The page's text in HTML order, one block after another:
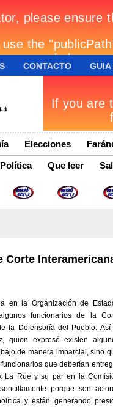
CONTACTO GUIA
Elecciones
Política Que leer
en la Organización de
funcionarios de la
la Defensoría del Pueblo. Así
quien expresó existen
de manera imparcial, sino
que deberían
La Rue y su par en la
porque son
y están generando